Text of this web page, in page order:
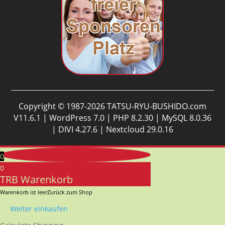
Copyright © 1987-2026 TATSU-RYU-BUSHIDO.com
V11.6.1 | WordPress 7.0 | PHP 8.2.30 | MySQL 8.0.36
| DIVI 4.27.6 | Nextcloud 29.0.16
0
0
TRB Warenkorb
Warenkorb ist leerZurück zum Shop
Weiter einkaufen